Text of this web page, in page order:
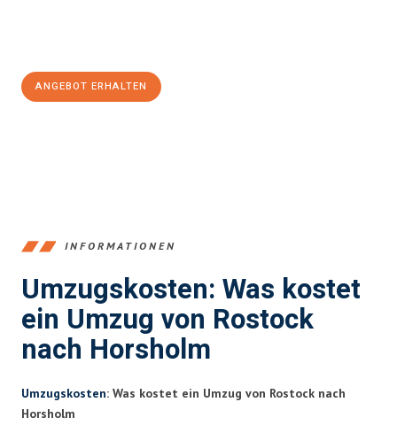
ANGEBOT ERHALTEN
INFORMATIONEN
Umzugskosten: Was kostet
ein Umzug von Rostock
nach Horsholm
Umzugskosten: Was kostet ein Umzug von Rostock nach
Horsholm